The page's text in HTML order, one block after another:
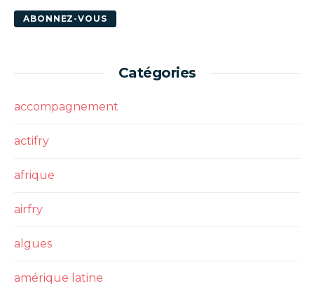
Catégories
accompagnement
actifry
afrique
airfry
algues
amérique latine